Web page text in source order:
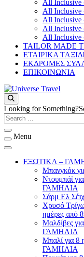
All Inclusive
All Inclusive
All Inclusive
All Inclusive
All Inclusive
TAILOR MADE
ΕΤΑΙΡΙΚΑ
ΕΚΔΡΟΜΕΣ
ΕΠΙΚΟΙΝΩΝΙΑ
Universe Travel
You will love the way you
Looking for Something?
Menu
ΕΞΩΤΙΚΑ –
Μπανγκόκ
Ντουμπάϊ
ΓΑΜΗΛΙΑ
Σάρμ Ελ
Χρυσό
ημέρες από
Μαλδίβες
ΓΑΜΗΛΙΑ
Μπαλί για
ΓΑΜΗΛΙΑ